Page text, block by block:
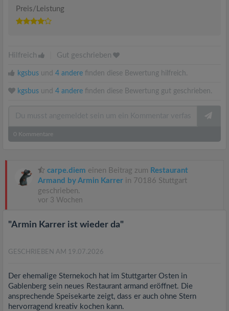
Preis/Leistung
Hilfreich Gut geschrieben
kgsbus und 4 andere finden diese Bewertung hilfreich.
kgsbus und 4 andere finden diese Bewertung gut geschrieben.
0 Kommentare
carpe.diem einen Beitrag zum Restaurant
Armand by Armin Karrer in 70186 Stuttgart
geschrieben.
vor 3 Wochen
"Armin Karrer ist wieder da"
GESCHRIEBEN AM 19.07.2026
Der ehemalige Sternekoch hat im Stuttgarter Osten in
Gablenberg sein neues Restaurant armand eröffnet. Die
ansprechende Speisekarte zeigt, dass er auch ohne Stern
hervorragend kreativ kochen kann.